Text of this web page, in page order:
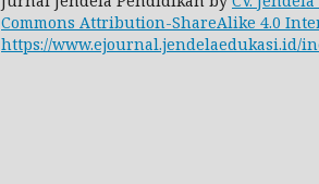
Commons Attribution-ShareAlike 4.0
https://www.ejournal.jendelaedukasi.id/